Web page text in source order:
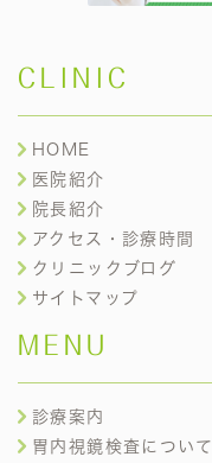
CLINIC
HOME
医院紹介
院長紹介
アクセス・診療時間
クリニックブログ
サイトマップ
MENU
診療案内
胃内視鏡検査について